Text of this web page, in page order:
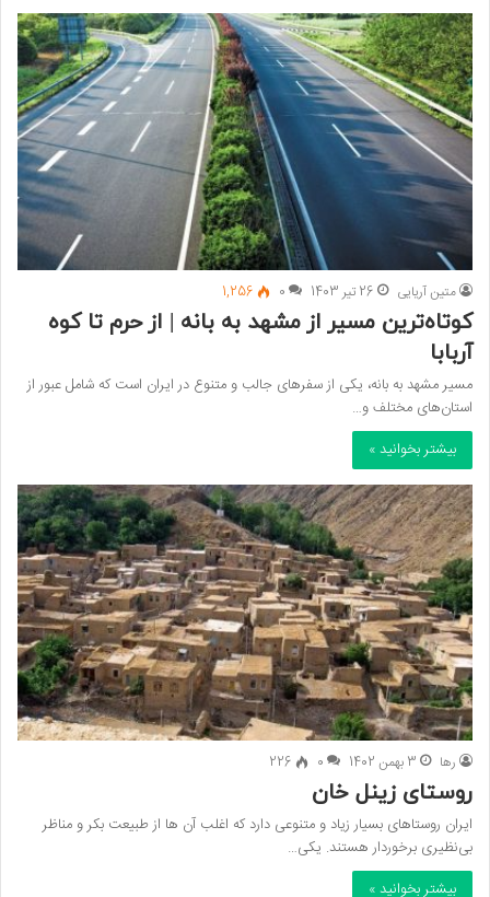
متین آریایی 26 تیر 1403 0
1,256
کوتاه‌ترین مسیر از مشهد به بانه | از حرم تا کوه
آربابا
مسیر مشهد به بانه، یکی از سفرهای جالب و متنوع در ایران است که شامل عبور از
استان‌های مختلف و…
بیشتر بخوانید »
رها 3 بهمن 1402 0
226
روستای زینل خان
ایران روستاهای بسیار زیاد و متنوعی دارد که اغلب آن ها از طبیعت بکر و مناظر
بی‌نظیری برخوردار هستند. یکی…
بیشتر بخوانید »